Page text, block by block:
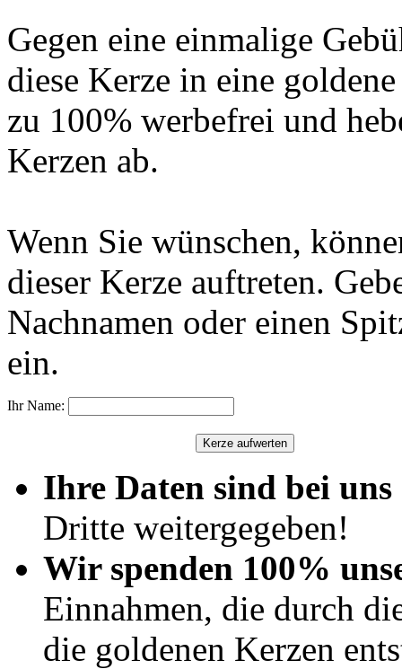
Gegen eine einmalige
diese Kerze in eine
zu 100% werbefrei und
Kerzen ab.
Wenn Sie wünschen,
dieser Kerze auftreten.
Nachnamen oder einen
ein.
Ihr Name:
Ihre Daten sind bei uns
Dritte weitergegeben!
Wir spenden 100%
Einnahmen, die durch
die goldenen Kerzen